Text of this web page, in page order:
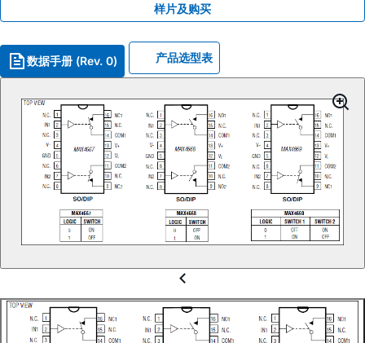
样片及购买
数据手册 (Rev. 0) 产品选型表